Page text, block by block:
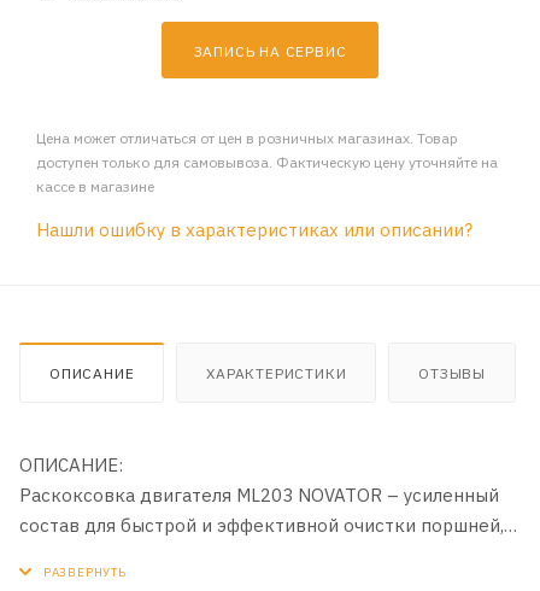
ЗАПИСЬ НА СЕРВИС
Цена может отличаться от цен в розничных магазинах. Товар
доступен только для самовывоза. Фактическую цену уточняйте на
кассе в магазине
Нашли ошибку в характеристиках или описании?
ОПИСАНИЕ ХАРАКТЕРИСТИКИ ОТЗЫВЫ
ОПИСАНИЕ:
Раскоксовка двигателя ML203 NOVATOR – усиленный
состав для быстрой и эффективной очистки поршней,